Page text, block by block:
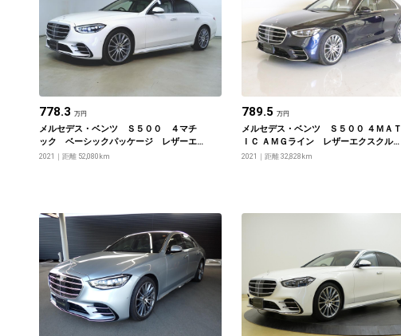
778.3 万円
メルセデス・ベンツ Ｓ５００ ４マチ
ック ベーシックパッケージ レザーエ
クスクルーシブパッケージ ＡＭＧライ
2021 距離 52,080km
789.5 万円
メルセデス・ベンツ Ｓ５００ ４ＭＡＴ
ＩＣ ＡＭＧライン レザーエクスクルー
シブパッケージ・ベーシックパッケージ
2021 距離 32,828km